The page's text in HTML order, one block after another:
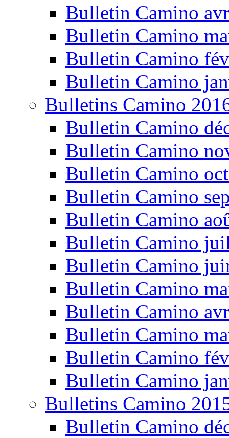
Bulletin Camino
Bulletin Camino
Bulletin Camino
Bulletin Camino
Bulletins Camino
Bulletin Camino
Bulletin Camino
Bulletin Camino
Bulletin Camino
Bulletin Camino
Bulletin Camino
Bulletin Camino
Bulletin Camino
Bulletin Camino
Bulletin Camino
Bulletin Camino
Bulletin Camino
Bulletins Camino
Bulletin Camino